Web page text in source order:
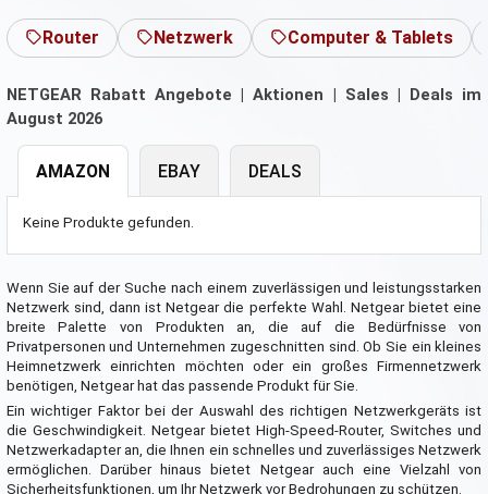
Router Netzwerk Computer & Tablets
NETGEAR Rabatt Angebote | Aktionen | Sales | Deals im
August 2026
AMAZON
Keine Produkte gefunden.
EBAY DEALS
Wenn Sie auf der Suche nach einem zuverlässigen und leistungsstarken
Netzwerk sind, dann ist Netgear die perfekte Wahl. Netgear bietet eine
breite Palette von Produkten an, die auf die Bedürfnisse von
Privatpersonen und Unternehmen zugeschnitten sind. Ob Sie ein kleines
Heimnetzwerk einrichten möchten oder ein großes Firmennetzwerk
benötigen, Netgear hat das passende Produkt für Sie.
Ein wichtiger Faktor bei der Auswahl des richtigen Netzwerkgeräts ist
die Geschwindigkeit. Netgear bietet High-Speed-Router, Switches und
Netzwerkadapter an, die Ihnen ein schnelles und zuverlässiges Netzwerk
ermöglichen. Darüber hinaus bietet Netgear auch eine Vielzahl von
Sicherheitsfunktionen, um Ihr Netzwerk vor Bedrohungen zu schützen.